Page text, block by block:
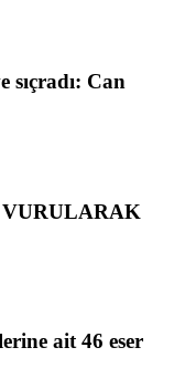
sıçradı: Can
ait 46 eser